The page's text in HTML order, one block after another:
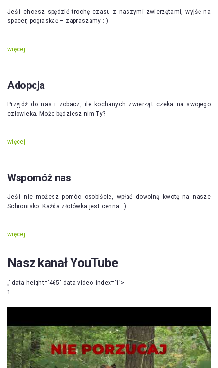
Jeśli chcesz spędzić trochę czasu z naszymi zwierzętami, wyjść na
spacer, pogłaskać – zapraszamy : )
więcej
Adopcja
Przyjdź do nas i zobacz, ile kochanych zwierząt czeka na swojego
człowieka. Może będziesz nim Ty?
więcej
Wspomóż nas
Jeśli nie możesz pomóc osobiście, wpłać dowolną kwotę na nasze
Schronisko. Każda złotówka jest cenna : )
więcej
Nasz kanał YouTube
„’ data-height=’465′ data-video_index=’1’>
1